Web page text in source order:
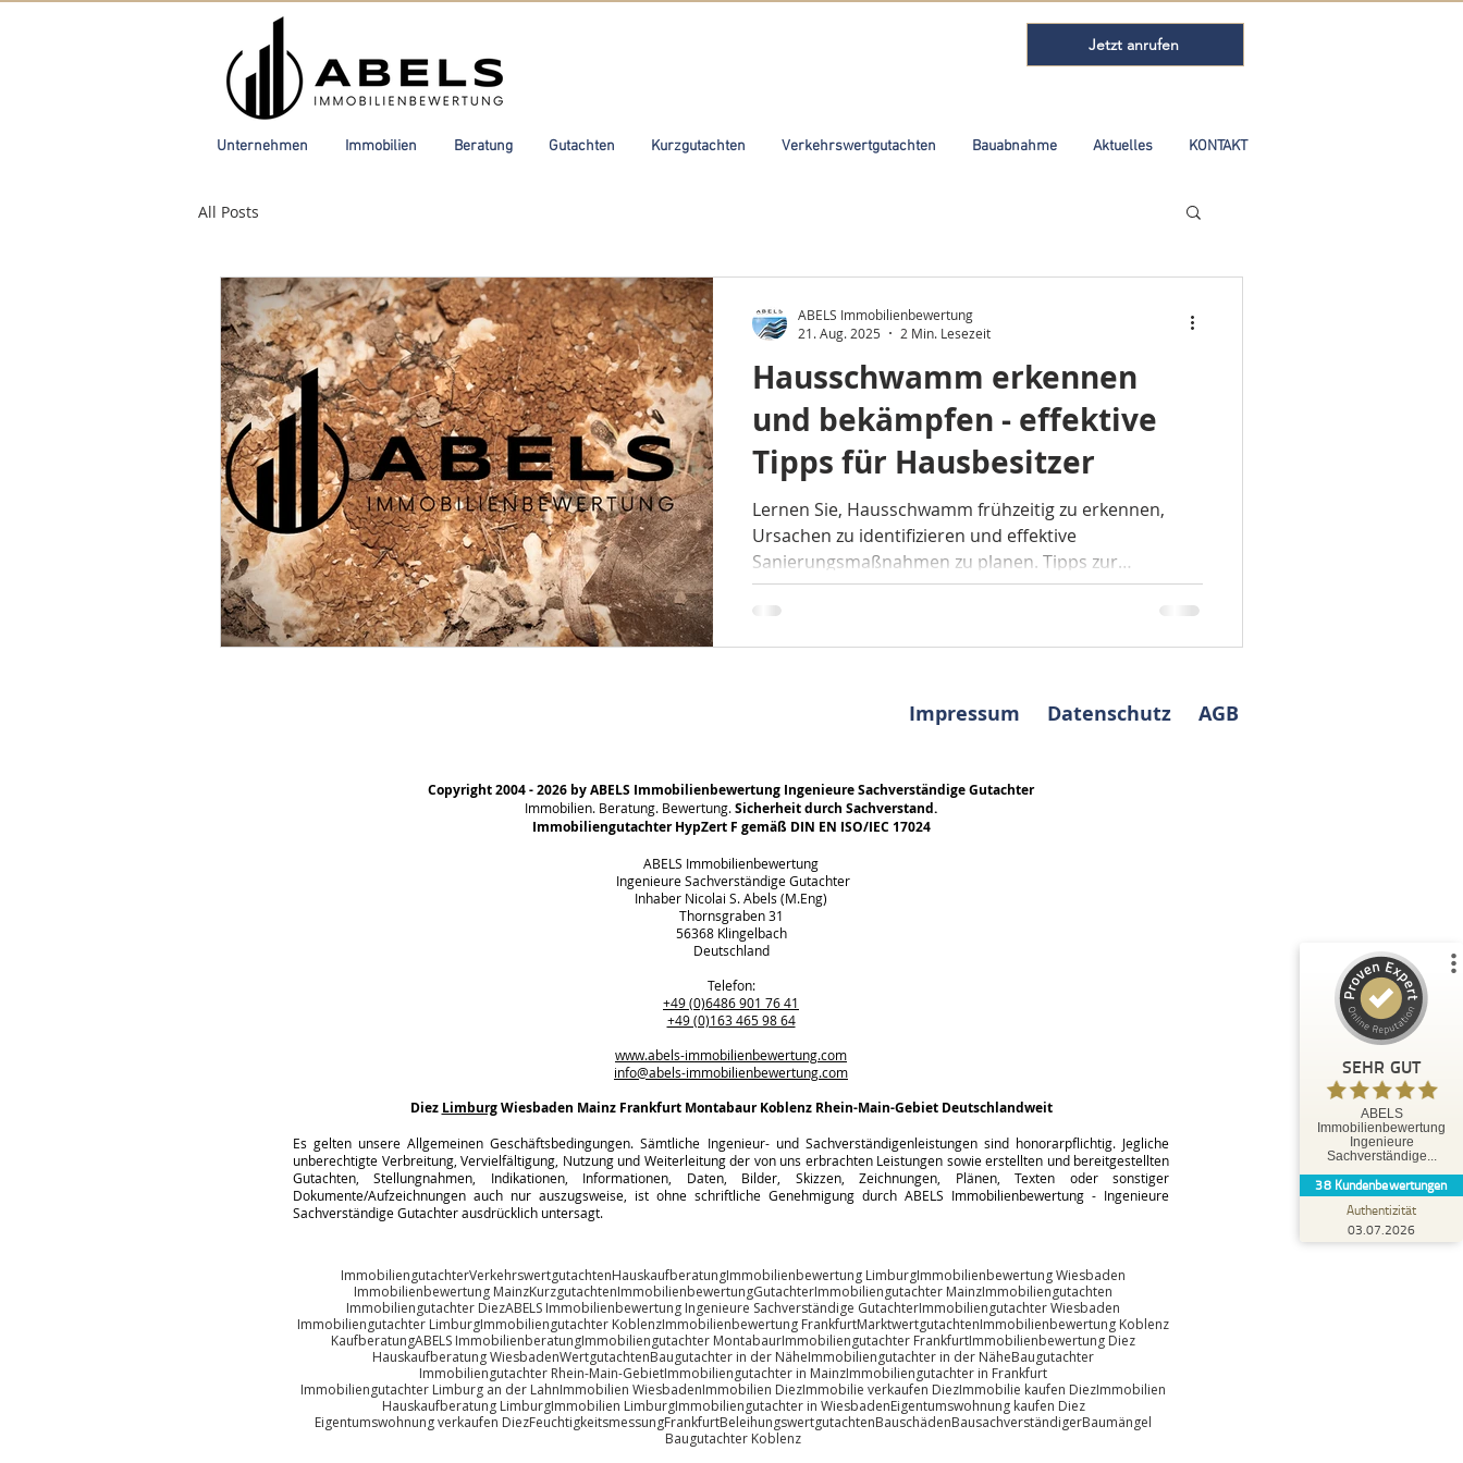
Jetzt anrufen
Unternehmen Immobilien Beratung Gutachten Kurzgutachten Verkehrswertgutachten Bauabnahme Aktuelles KONTAKT
All Posts
Hausschwamm erkennen
und bekämpfen - effektive
Tipps für Hausbesitzer
Lernen Sie, Hausschwamm frühzeitig zu erkennen,
Ursachen zu identifizieren und effektive
Sanierungsmaßnahmen zu planen. Tipps zur
Prävention und Kostenrahmen. Hausschwamm
erkennen und bekämpfen: Schritt-für-Schritt-Guide,
Fragen rund um das Thema Immobilie.
ABELS Immobilienbewertung
21. Aug. 2025
2 Min. Lesezeit
Impressum Datenschutz AGB
Copyright 2004 - 2026 by ABELS Immobilienbewertung Ingenieure Sachverständige Gutachter
Immobilien. Beratung. Bewertung.Sicherheit durch Sachverstand.
Immobiliengutachter HypZert F gemäß DIN EN ISO/IEC 17024
ABELS Immobilienbewertung
Ingenieure Sachverständige Gutachter
Inhaber Nicolai S. Abels (M.Eng)
Thornsgraben 31
56368 Klingelbach
Deutschland
Telefon:
+49 (0)6486 901 76 41
+49 (0)163 465 98 64
www.abels-immobilienbewertung.com
info@abels-immobilienbewertung.com
Diez LimburgWiesbaden Mainz Frankfurt Montabaur Koblenz Rhein-Main-Gebiet Deutschlandweit
Es gelten unsere Allgemeinen Geschäftsbedingungen. Sämtliche Ingenieur- und Sachverständigenleistungen sind honorarpflichtig. Jegliche
unberechtigte Verbreitung, Vervielfältigung, Nutzung und Weiterleitung der von uns erbrachten Leistungen sowie erstellten und bereitgestellten
Gutachten, Stellungnahmen, Indikationen, Informationen, Daten, Bilder, Skizzen, Zeichnungen, Plänen, Texten oder sonstiger
Dokumente/Aufzeichnungen auch nur auszugsweise, ist ohne schriftliche Genehmigung durch ABELS Immobilienbewertung - Ingenieure
Sachverständige Gutachter ausdrücklich untersagt.
ImmobiliengutachterVerkehrswertgutachtenHauskaufberatungImmobilienbewertung LimburgImmobilienbewertung Wiesbaden
Immobilienbewertung MainzKurzgutachtenImmobilienbewertungGutachterImmobiliengutachter MainzImmobiliengutachten
Immobiliengutachter DiezABELS Immobilienbewertung Ingenieure Sachverständige GutachterImmobiliengutachter Wiesbaden
Immobiliengutachter LimburgImmobiliengutachter KoblenzImmobilienbewertung FrankfurtMarktwertgutachtenImmobilienbewertung Koblenz
KaufberatungABELS ImmobilienberatungImmobiliengutachter MontabaurImmobiliengutachter FrankfurtImmobilienbewertung Diez
Hauskaufberatung WiesbadenWertgutachtenBaugutachter in der NäheImmobiliengutachter in der NäheBaugutachter
Immobiliengutachter Rhein-Main-GebietImmobiliengutachter in MainzImmobiliengutachter in Frankfurt
Immobiliengutachter Limburg an der LahnImmobilien WiesbadenImmobilien DiezImmobilie verkaufen DiezImmobilie kaufen DiezImmobilien
Hauskaufberatung LimburgImmobilien LimburgImmobiliengutachter in WiesbadenEigentumswohnung kaufen Diez
Eigentumswohnung verkaufen DiezFeuchtigkeitsmessungFrankfurtBeleihungswertgutachtenBauschädenBausachverständigerBaumängel
Baugutachter Koblenz
SEHR GUT
ABELS
Immobilienbewertung
Ingenieure
Sachverständige...
38 Kundenbewertungen
Authentizität
03.07.2026
3
Bewertungen auf
ProvenExpert.com
Blick aufs ProvenExpert-Profil werfen
Tobias O.
5,00
bestens betreut. Die Leistungen von Herrn
Abels können wir ausdr...